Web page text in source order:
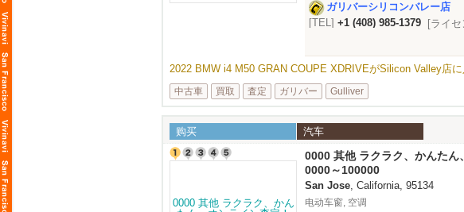
ガリバーシリコンバレー店
[TEL] +1 (408) 985-1379 [ライセ
2022 BMW i4 M50 GRAN COUPE XDRIVEがSilicon Valley店に
中古車 買取 査定 ガリバー Gulliver
购买 汽车
0000 其他 ラクラク、かんたん
0000～100000
San Jose, California, 95134
电动车窗, 空调